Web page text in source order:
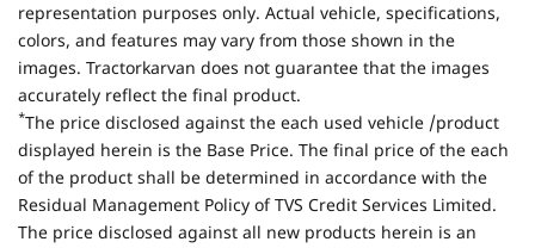
representation purposes only. Actual vehicle, specifications,
colors, and features may vary from those shown in the
images. Tractorkarvan does not guarantee that the images
accurately reflect the final product.
*The price disclosed against the each used vehicle /product
displayed herein is the Base Price. The final price of the each
of the product shall be determined in accordance with the
Residual Management Policy of TVS Credit Services Limited.
The price disclosed against all new products herein is an